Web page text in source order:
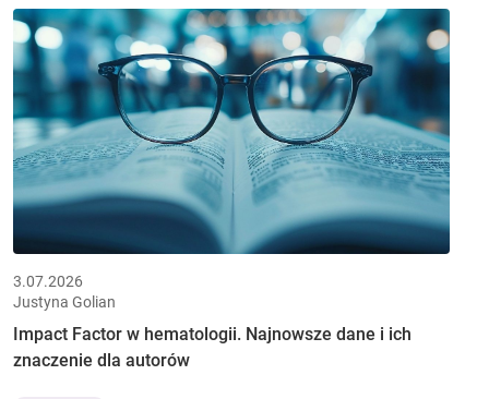
3.07.2026
Justyna Golian
Impact Factor w hematologii. Najnowsze dane i ich
znaczenie dla autorów